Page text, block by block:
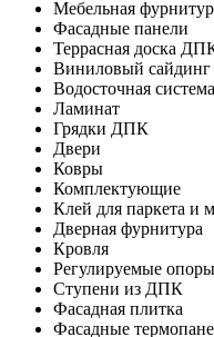
Мебельная
Фасадные панели
Террасная доска
Виниловый сайдинг
Водосточная система
Ламинат
Грядки ДПК
Двери
Ковры
Комплектующие
Клей для паркета и
Дверная фурнитура
Кровля
Регулируемые опоры
Ступени из ДПК
Фасадная плитка
Фасадные